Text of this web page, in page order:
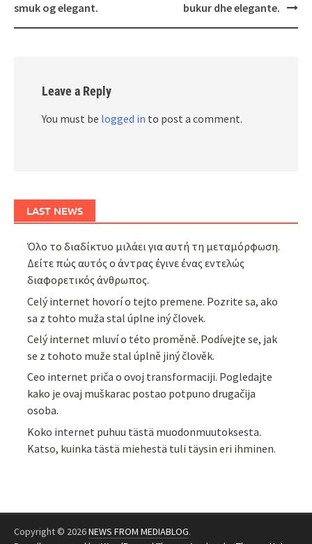
smuk og elegant.
bukur dhe elegante.
Leave a Reply
You must be logged in to post a comment.
LAST NEWS
Όλο το διαδίκτυο μιλάει για αυτή τη μεταμόρφωση.
Δείτε πώς αυτός ο άντρας έγινε ένας εντελώς
διαφορετικός άνθρωπος.
Celý internet hovorí o tejto premene. Pozrite sa, ako
sa z tohto muža stal úplne iný človek.
Celý internet mluví o této proměně. Podívejte se, jak
se z tohoto muže stal úplně jiný člověk.
Ceo internet priča o ovoj transformaciji. Pogledajte
kako je ovaj muškarac postao potpuno drugačija
osoba.
Koko internet puhuu tästä muodonmuutoksesta.
Katso, kuinka tästä miehestä tuli täysin eri ihminen.
Copyright © 2026NEWS FROM MEDIABLOG.